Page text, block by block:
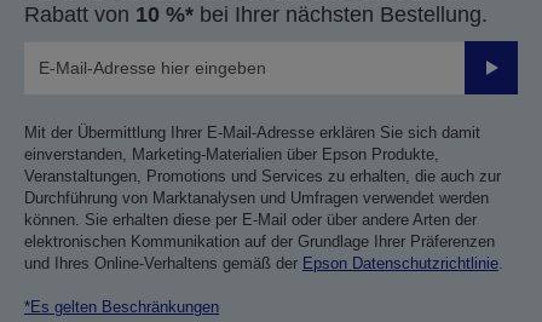
Rabatt von 10 %* bei Ihrer nächsten Bestellung.
Mit der Übermittlung Ihrer E-Mail-Adresse erklären Sie sich damit
einverstanden, Marketing-Materialien über Epson Produkte,
Veranstaltungen, Promotions und Services zu erhalten, die auch zur
Durchführung von Marktanalysen und Umfragen verwendet werden
können. Sie erhalten diese per E-Mail oder über andere Arten der
elektronischen Kommunikation auf der Grundlage Ihrer Präferenzen
und Ihres Online-Verhaltens gemäß der Epson Datenschutzrichtlinie
*Es gelten Beschränkungen